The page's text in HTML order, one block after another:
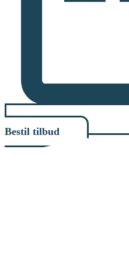
Bestil tilbud